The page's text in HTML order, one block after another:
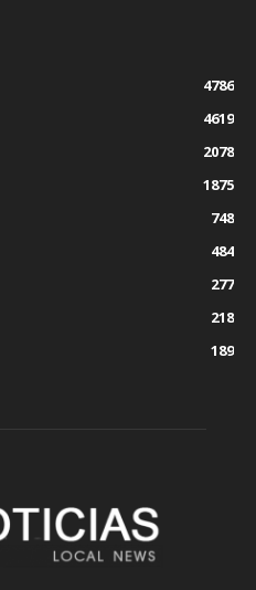
4786
4619
2078
1875
748
484
277
218
189